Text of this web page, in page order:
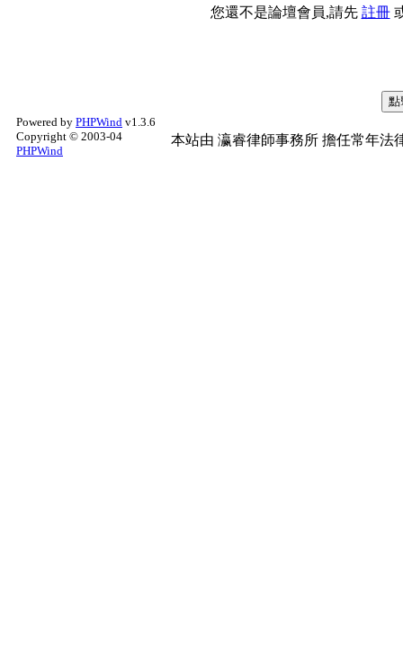
您還不是論壇會員,請先 註冊
Powered by PHPWind v1.3.6
Copyright © 2003-04
PHPWind
本站由 瀛睿律師事務所 擔任常年法